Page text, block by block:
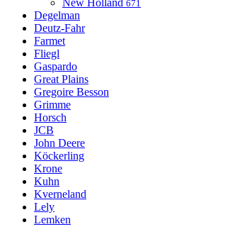
New Holland 671
Degelman
Deutz-Fahr
Farmet
Fliegl
Gaspardo
Great Plains
Gregoire Besson
Grimme
Horsch
JCB
John Deere
Köckerling
Krone
Kuhn
Kverneland
Lely
Lemken